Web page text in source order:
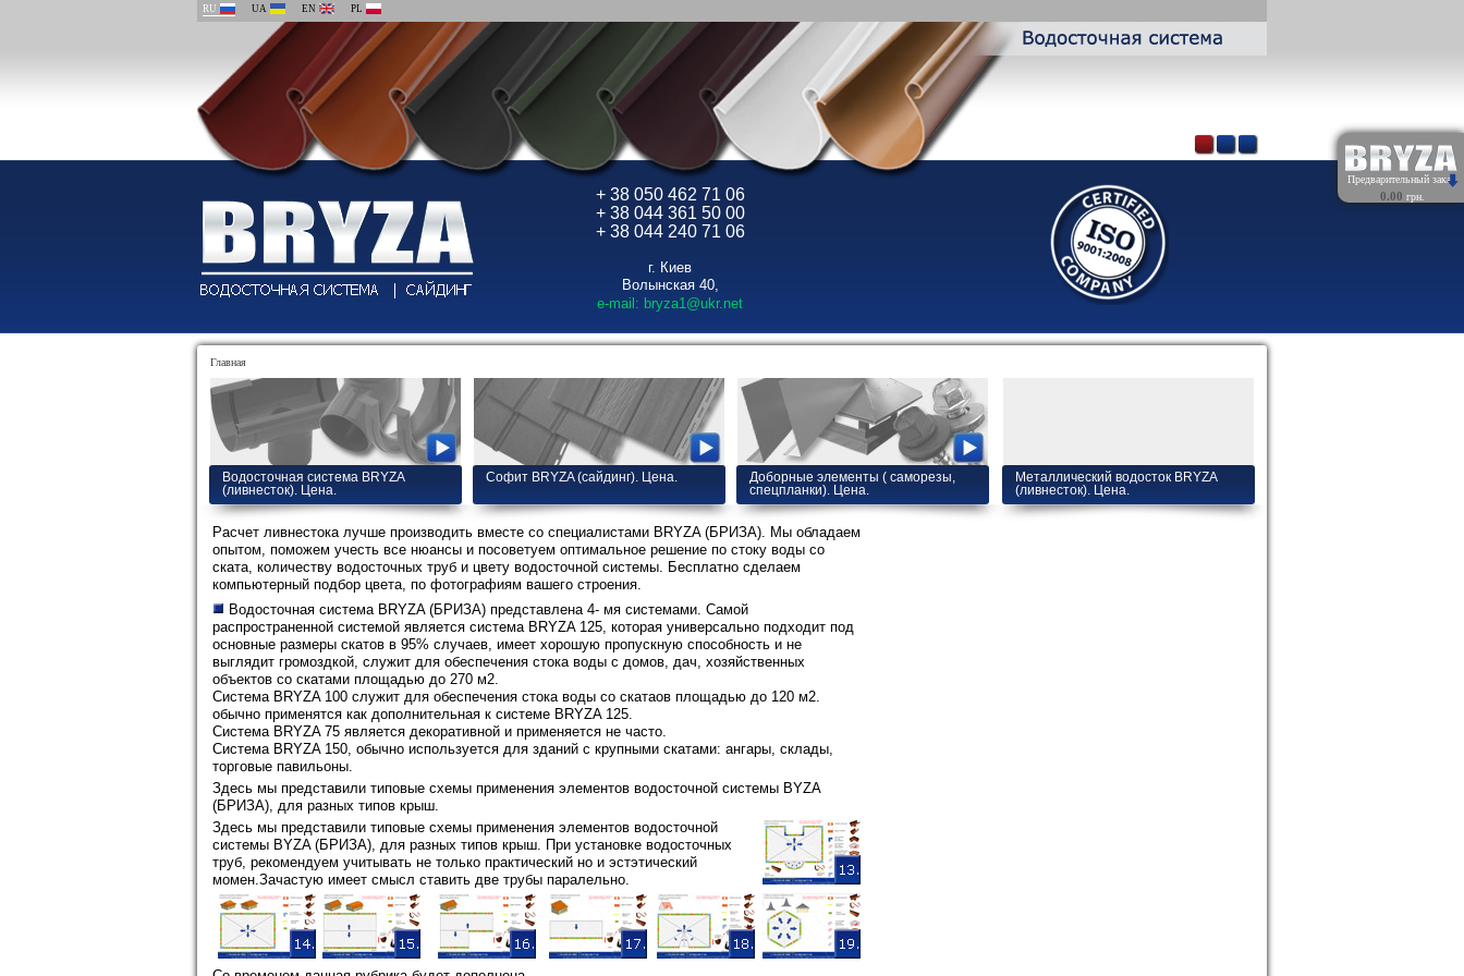
RU UA EN PL
+ 38 050 462 71 06
+ 38 044 361 50 00
+ 38 044 240 71 06
г. Киев
Волынская 40,
e-mail: bryza1@ukr.net
Главная
Водосточная система BRYZA
(ливнесток). Цена.
Софит BRYZA (сайдинг). Цена.
Доборные элементы ( саморезы,
спецпланки). Цена.
Металлический водосток BRYZA
(ливнесток). Цена.
Расчет ливнестока лучше производить вместе со специалистами BRYZA (БРИЗА). Мы обладаем
опытом, поможем учесть все нюансы и посоветуем оптимальное решение по стоку воды со
ската, количеству водосточных труб и цвету водосточной системы. Бесплатно сделаем
компьютерный подбор цвета, по фотографиям вашего строения.
Водосточная система BRYZA (БРИЗА) представлена 4- мя системами. Самой
распространенной системой является система BRYZA 125, которая универсально подходит под
основные размеры скатов в 95% случаев, имеет хорошую пропускную способность и не
выглядит громоздкой, служит для обеспечения стока воды с домов, дач, хозяйственных
объектов со скатами площадью до 270 м2.
Система BRYZA 100 служит для обеспечения стока воды со скатаов площадью до 120 м2.
обычно применятся как дополнительная к системе BRYZA 125.
Система BRYZA 75 является декоративной и применяется не часто.
Система BRYZA 150, обычно используется для зданий с крупными скатами: ангары, склады,
торговые павильоны.
Здесь мы представили типовые схемы применения элементов водосточной системы BYZA
(БРИЗА), для разных типов крыш.
Здесь мы представили типовые схемы применения элементов водосточной
системы BYZA (БРИЗА), для разных типов крыш. При установке водосточных
труб, рекомендуем учитывать не только практический но и эстэтический
момен.Зачастую имеет смысл ставить две трубы паралельно.
Предварительный заказ
0.00 грн.